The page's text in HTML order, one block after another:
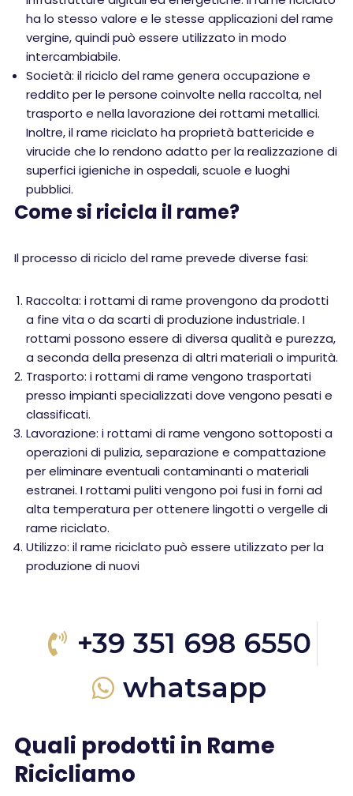
ha lo stesso valore e le stesse applicazioni del rame
vergine, quindi può essere utilizzato in modo
intercambiabile.
Società: il riciclo del rame genera occupazione e
reddito per le persone coinvolte nella raccolta, nel
trasporto e nella lavorazione dei rottami metallici.
Inoltre, il rame riciclato ha proprietà battericide e
virucide che lo rendono adatto per la realizzazione di
superfici igieniche in ospedali, scuole e luoghi
pubblici.
Come si ricicla il rame?
Il processo di riciclo del rame prevede diverse fasi:
Raccolta: i rottami di rame provengono da prodotti
a fine vita o da scarti di produzione industriale. I
rottami possono essere di diversa qualità e purezza,
a seconda della presenza di altri materiali o impurità.
Trasporto: i rottami di rame vengono trasportati
presso impianti specializzati dove vengono pesati e
classificati.
Lavorazione: i rottami di rame vengono sottoposti a
operazioni di pulizia, separazione e compattazione
per eliminare eventuali contaminanti o materiali
estranei. I rottami puliti vengono poi fusi in forni ad
alta temperatura per ottenere lingotti o vergelle di
rame riciclato.
Utilizzo: il rame riciclato può essere utilizzato per la
produzione di nuovi
+39 351 698 6550
whatsapp
Quali prodotti in Rame
Ricicliamo